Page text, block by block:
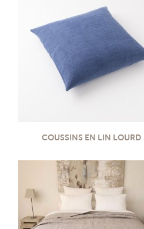
COUSSINS EN LIN LOURD